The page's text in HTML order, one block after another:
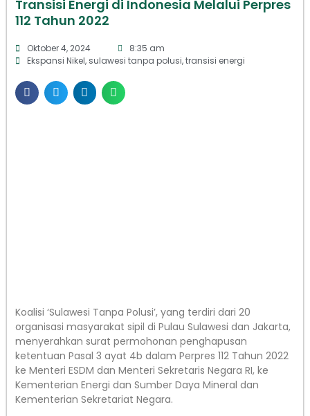
Transisi Energi di Indonesia Melalui Perpres
112 Tahun 2022
Oktober 4, 2024
8:35 am
Ekspansi Nikel, sulawesi tanpa polusi,transisi energi
Koalisi ‘Sulawesi Tanpa Polusi’, yang terdiri dari 20
organisasi masyarakat sipil di Pulau Sulawesi dan Jakarta,
menyerahkan surat permohonan penghapusan
ketentuan Pasal 3 ayat 4b dalam Perpres 112 Tahun 2022
ke Menteri ESDM dan Menteri Sekretaris Negara RI, ke
Kementerian Energi dan Sumber Daya Mineral dan
Kementerian Sekretariat Negara.